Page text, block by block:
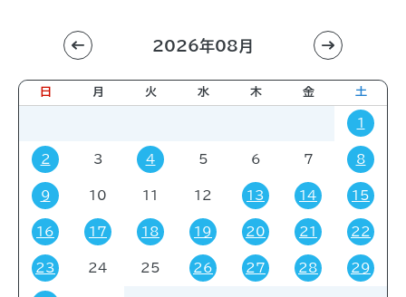
利用目的
すべて 進学相談会 講習会
販売会 展示会 イベント コミック・ゲーム
その他
対象者
2026年08月
日 月 火 水 木 金 土
1
2 3 4 5 6 7 8
9 10 11 12 13 14 15
16 17 18 19 20 21 22
23 24 25 26 27 28 29